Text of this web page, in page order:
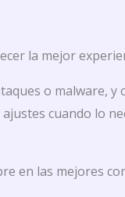
la mejor
o malware, y
cuando lo
en las mejores